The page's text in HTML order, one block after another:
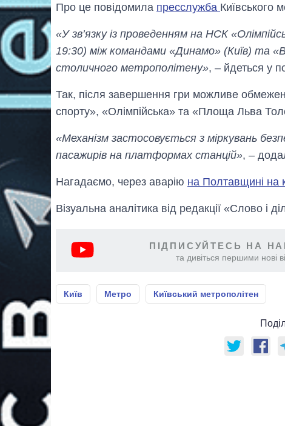
Про це повідомила пресслужба Київського
«У зв’язку із проведенням на НСК
19:30) між командами «Динамо» (Київ) та
столичного метрополітену», – йдеться у
Так, після завершення гри можливе
спорту», «Олімпійська» та «Площа Льва
«Механізм застосовується з міркувань
пасажирів на платформах станцій», –
Нагадаємо, через аварію на Полтавщині на
Візуальна аналітика від редакції «Слово і
ПІДПИСУЙТЕСЬ НА
та дивіться першими нові
Київ Метро Київський метрополітен